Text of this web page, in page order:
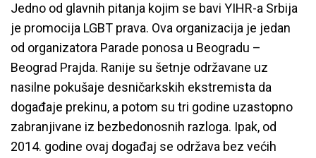
Jedno od glavnih pitanja kojim se bavi YIHR-a Srbija
je promocija LGBT prava. Ova organizacija je jedan
od organizatora Parade ponosa u Beogradu –
Beograd Prajda. Ranije su šetnje održavane uz
nasilne pokušaje desničarkskih ekstremista da
događaje prekinu, a potom su tri godine uzastopno
zabranjivane iz bezbedonosnih razloga. Ipak, od
2014. godine ovaj događaj se održava bez većih